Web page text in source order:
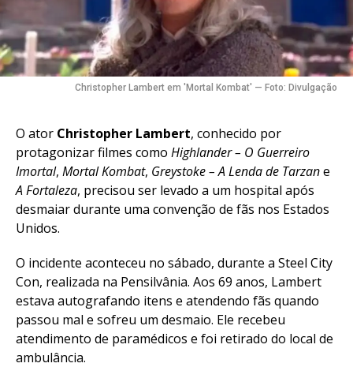
Christopher Lambert em 'Mortal Kombat' — Foto: Divulgação
O ator Christopher Lambert, conhecido por
protagonizar filmes como Highlander – O Guerreiro
Imortal, Mortal Kombat, Greystoke – A Lenda de Tarzane
A Fortaleza, precisou ser levado a um hospital após
desmaiar durante uma convenção de fãs nos Estados
Unidos.
O incidente aconteceu no sábado, durante a Steel City
Con, realizada na Pensilvânia. Aos 69 anos, Lambert
estava autografando itens e atendendo fãs quando
passou mal e sofreu um desmaio. Ele recebeu
atendimento de paramédicos e foi retirado do local de
ambulância.